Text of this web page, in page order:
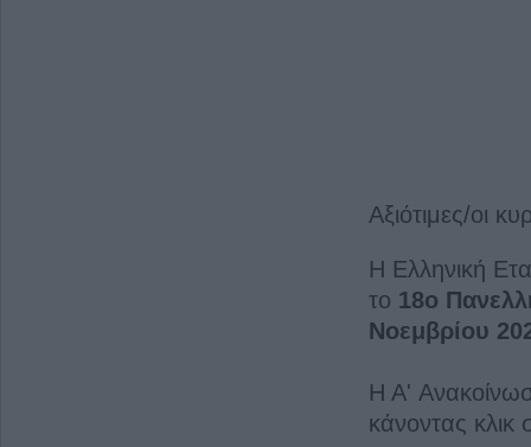
Αξιότιμες/οι
H Ελληνική
το 18ο
Νοεμβρίου
H A'
κάνοντας